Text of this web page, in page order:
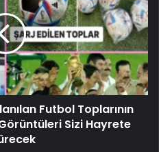
Futbol Toplarının
Sizi Hayrete